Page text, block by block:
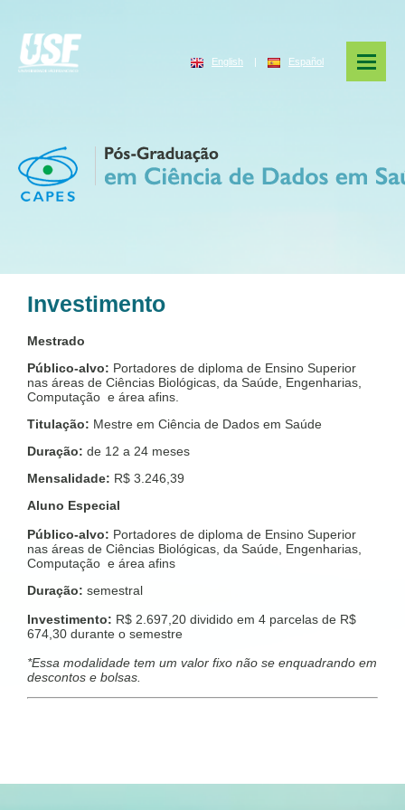
English | Español
Investimento
Mestrado
Público-alvo: Portadores de diploma de Ensino Superior
nas áreas de Ciências Biológicas, da Saúde, Engenharias,
Computação e área afins.
Titulação: Mestre em Ciência de Dados em Saúde
Duração: de 12 a 24 meses
Mensalidade: R$ 3.246,39
Aluno Especial
Público-alvo: Portadores de diploma de Ensino Superior
nas áreas de Ciências Biológicas, da Saúde, Engenharias,
Computação e área afins
Duração: semestral
Investimento: R$ 2.697,20 dividido em 4 parcelas de R$
674,30 durante o semestre
*Essa modalidade tem um valor fixo não se enquadrando em
descontos e bolsas.